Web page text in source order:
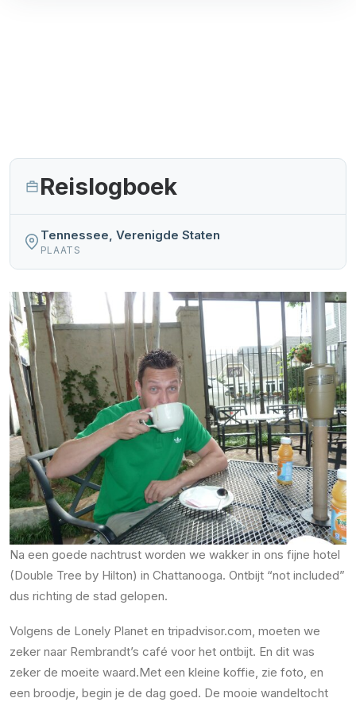
Reislogboek
Tennessee, Verenigde Staten
PLAATS
Na een goede nachtrust worden we wakker in ons fijne hotel
(Double Tree by Hilton) in Chattanooga. Ontbijt “not included”
dus richting de stad gelopen.
Volgens de Lonely Planet en tripadvisor.com, moeten we
zeker naar Rembrandt’s café voor het ontbijt. En dit was
zeker de moeite waard.Met een kleine koffie, zie foto, en
een broodje, begin je de dag goed. De mooie wandeltocht